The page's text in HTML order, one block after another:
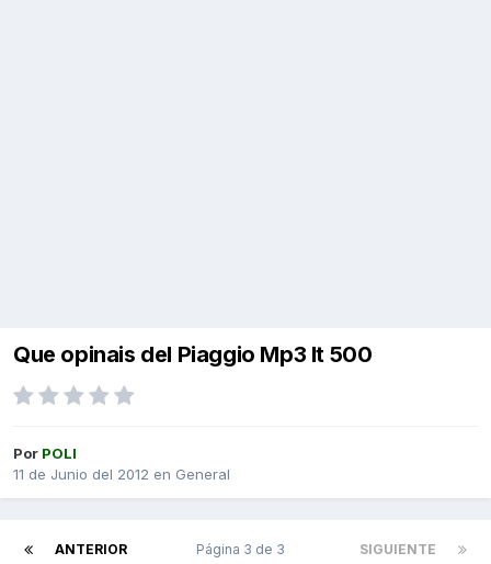
Que opinais del Piaggio Mp3 lt 500
Por POLI
11 de Junio del 2012 en General
ANTERIOR SIGUIENTE
Página 3 de 3